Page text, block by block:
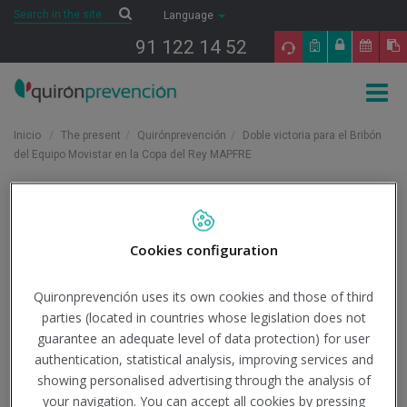
Saltar al contenido
Search SearchLanguage
91 122 14 52
Inicio The present Quirónprevención
Doble victoria para el Bribón
del Equipo Movistar en la Copa del Rey MAPFRE
Doble victoria para el
Movistar en la Copa del
Rey MAPFRE
Cookies configuration
Quironprevención uses its own cookies and those of third
parties (located in countries whose legislation does not
guarantee an adequate level of data protection) for user
authentication, statistical analysis, improving services and
showing personalised advertising through the analysis of
your navigation. You can accept all cookies by pressing